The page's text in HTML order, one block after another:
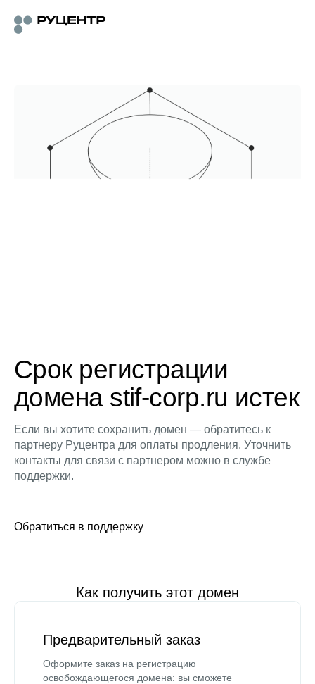
Срок регистрации
домена stif-corp.ru истек
Если вы хотите сохранить домен — обратитесь к
партнеру Руцентра для оплаты продления. Уточнить
контакты для связи с партнером можно в службе
поддержки.
Обратиться в поддержку
Как получить этот домен
Предварительный заказ
Оформите заказ на регистрацию
освобождающегося домена: вы сможете